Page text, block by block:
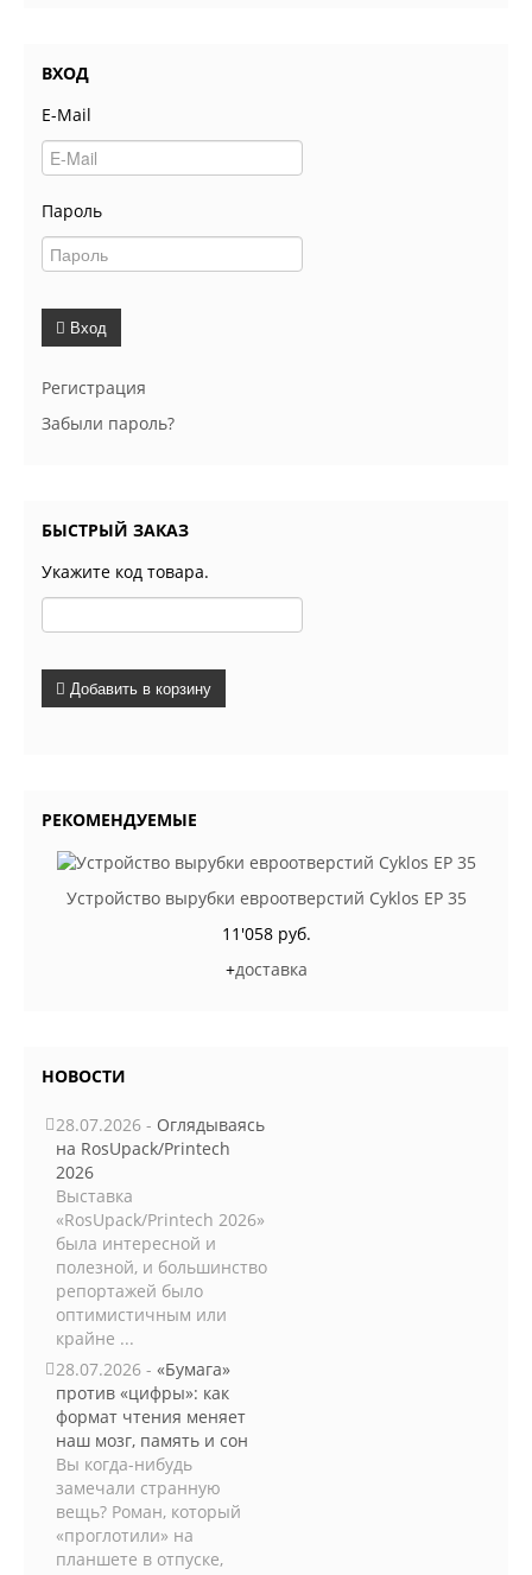
ВХОД
E-Mail
Пароль
Вход
Регистрация
Забыли пароль?
БЫСТРЫЙ ЗАКАЗ
Укажите код товара.
Добавить в корзину
РЕКОМЕНДУЕМЫЕ
Устройство вырубки евроотверстий Cyklos EP 35
11'058 руб.
+доставка
НОВОСТИ
28.07.2026 - Оглядываясь
на RosUpack/Printech
2026
Выставка
«RosUpack/Printech 2026»
была интересной и
полезной, и большинство
репортажей было
оптимистичным или
крайне ...
28.07.2026 - «Бумага»
против «цифры»: как
формат чтения меняет
наш мозг, память и сон
Вы когда-нибудь
замечали странную
вещь? Роман, который
«проглотили» на
планшете в отпуске,